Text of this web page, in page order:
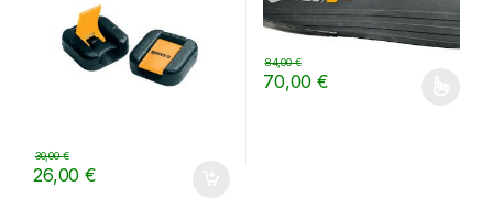
26,00€
30,00€
70,00€
84,00€
Questo prodotto ha più